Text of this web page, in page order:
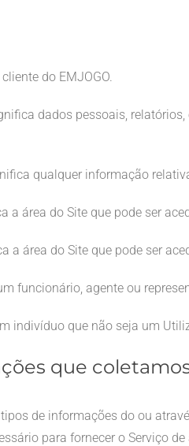
do EMJOGO.
dados pessoais,
qualquer informação
a área do Site que pode ser
a área do Site que pode ser
funcionário, agente ou
indivíduo que não seja um
que
de informações do ou
para fornecer o Serviço